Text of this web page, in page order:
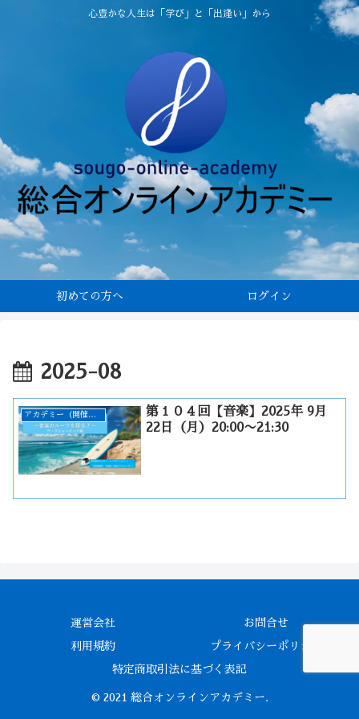
心豊かな人生は「学び」と「出逢い」から
初めての方へ ログイン
2025-08
アカデミー（開催終了）
第１０４回【音楽】2025年 9月
22日（月）20:00〜21:30
運営会社 お問合せ
利用規約 プライバシーポリシー
特定商取引法に基づく表記
© 2021 総合オンラインアカデミー.